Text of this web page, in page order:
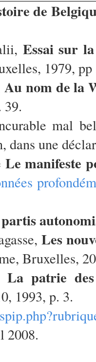
de
Essai sur
1979,
Au nom de la
39.
mal
dans une
Le manifeste
Les
Bruxelles,
La patrie
1993, p. 3.
2008.